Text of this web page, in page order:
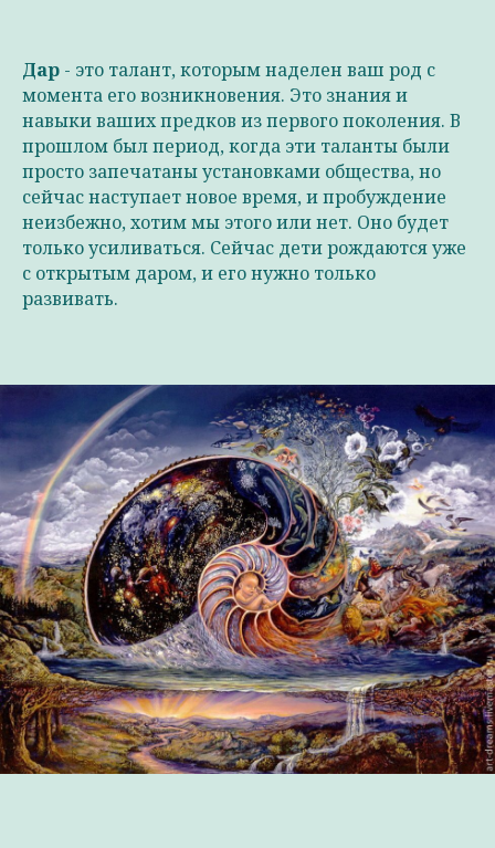
Дар - это талант, которым наделен ваш род с
момента его возникновения. Это знания и
навыки ваших предков из первого поколения. В
прошлом был период, когда эти таланты были
просто запечатаны установками общества, но
сейчас наступает новое время, и пробуждение
неизбежно, хотим мы этого или нет. Оно будет
только усиливаться. Сейчас дети рождаются уже
с открытым даром, и его нужно только
развивать.